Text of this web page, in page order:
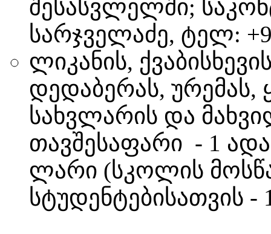
შესასვლელში;
სარჯველაძე, ტელ:
ლიკანის,
დედაბერას, ურემას,
სახვლარის და
თავშესაფარი - 1
ლარი (სკოლის
სტუდენტებისათვის